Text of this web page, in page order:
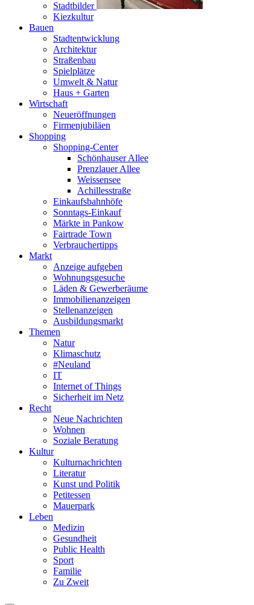
Stadtbilder
Kiezkultur
Bauen
Stadtentwicklung
Architektur
Straßenbau
Spielplätze
Umwelt & Natur
Haus + Garten
Wirtschaft
Neueröffnungen
Firmenjubiläen
Shopping
Shopping-Center
Schönhauser Allee
Prenzlauer Allee
Weissensee
Achillesstraße
Einkaufsbahnhöfe
Sonntags-Einkauf
Märkte in Pankow
Fairtrade Town
Verbrauchertipps
Markt
Anzeige aufgeben
Wohnungsgesuche
Läden & Gewerberäume
Immobilienanzeigen
Stellenanzeigen
Ausbildungsmarkt
Themen
Natur
Klimaschutz
#Neuland
IT
Internet of Things
Sicherheit im Netz
Recht
Neue Nachrichten
Wohnen
Soziale Beratung
Kultur
Kulturnachrichten
Literatur
Kunst und Politik
Petitessen
Mauerpark
Leben
Medizin
Gesundheit
Public Health
Sport
Familie
Zu Zweit